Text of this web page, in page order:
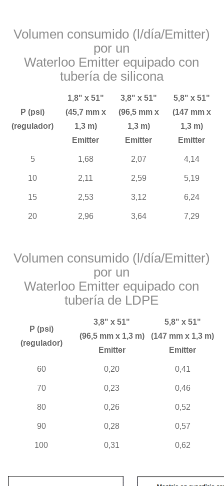
Volumen consumido (l/día/Emitter)
por un
Waterloo Emitter equipado con
tubería de silicona
P (psi)
(regulador)
1,8" x 51"
(45,7 mm x
1,3 m)
Emitter
3,8" x 51"
(96,5 mm x
1,3 m)
Emitter
5,8" x 51"
(147 mm x
1,3 m)
Emitter
5 1,68 2,07 4,14
10 2,11 2,59 5,19
15 2,53 3,12 6,24
20 2,96 3,64 7,29
Volumen consumido (l/día/Emitter)
por un
Waterloo Emitter equipado con
tubería de LDPE
P (psi)
(regulador)
3,8" x 51"
(96,5 mm x 1,3 m)
Emitter
5,8" x 51"
(147 mm x 1,3 m)
Emitter
60 0,20 0,41
70 0,23 0,46
80 0,26 0,52
90 0,28 0,57
100 0,31 0,62